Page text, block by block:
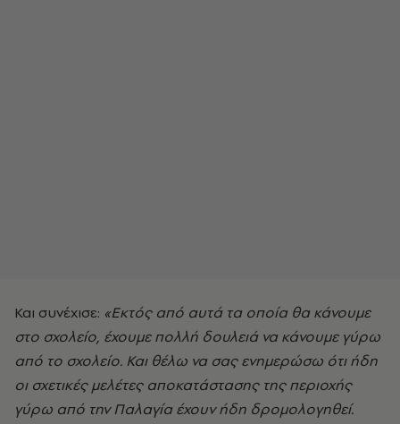
Και συνέχισε: «Εκτός από αυτά τα οποία θα κάνουμε
στο σχολείο, έχουμε πολλή δουλειά να κάνουμε γύρω
από το σχολείο. Και θέλω να σας ενημερώσω ότι ήδη
οι σχετικές μελέτες αποκατάστασης της περιοχής
γύρω από την Παλαγία έχουν ήδη δρομολογηθεί.